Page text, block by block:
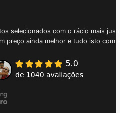
selecionados com o rácio mais
preço ainda melhor e tudo isto